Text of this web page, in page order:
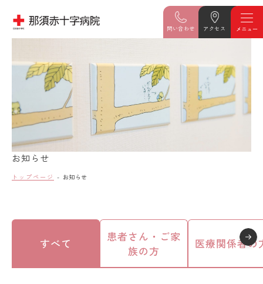
問い合わせ アクセス
お知らせ
トップページ お知らせ
すべて
患者さん・ご家
族の方
医療関係者の